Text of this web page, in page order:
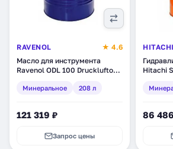
RAVENOL
★ 4.6
Масло для инструмента
Ravenol ODL 100 Druckluftoel,
208)
Минеральное 208 л
121 319 ₽
Запрос цены
HITACHI
Hitachi
86